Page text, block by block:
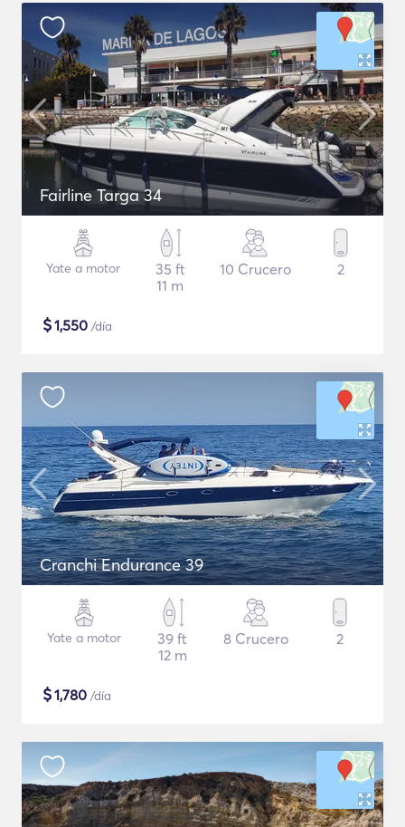
Fairline Targa 34
Yate a motor
35 ft
11 m
10 Crucero 2
$1,550 /día
Cranchi Endurance 39
Yate a motor
39 ft
12 m
8 Crucero 2
$1,780 /día